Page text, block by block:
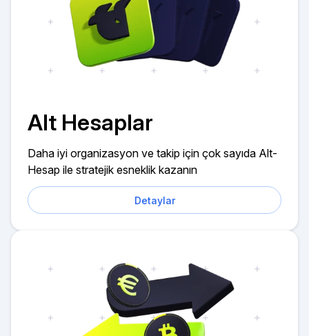
Alt Hesaplar
Daha iyi organizasyon ve takip için çok sayıda Alt-
Hesap ile stratejik esneklik kazanın
Detaylar